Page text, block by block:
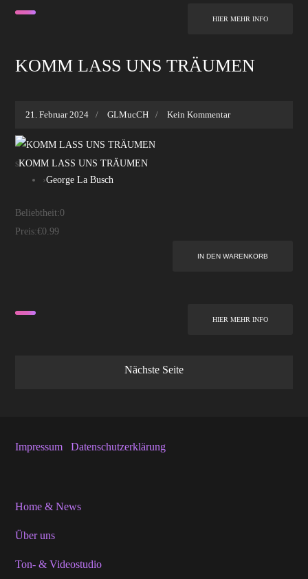
HIER MEHR INFO
KOMM LASS UNS TRÄUMEN
21. Februar 2024 GLMucCH Kein Kommentar
sKOMM LASS UNS TRÄUMEN
›George La Busch
Beliebtheit:0
Preis:€0.99
HIER MEHR INFO
Nächste Seite
Impressum Datenschutzerklärung
Home & News
Über uns
Ton- & Videostudio